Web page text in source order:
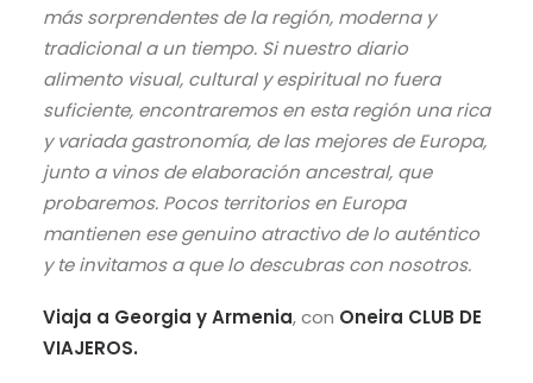
más sorprendentes de la región, moderna y
tradicional a un tiempo. Si nuestro diario
alimento visual, cultural y espiritual no fuera
suficiente, encontraremos en esta región una rica
y variada gastronomía, de las mejores de Europa,
junto a vinos de elaboración ancestral, que
probaremos. Pocos territorios en Europa
mantienen ese genuino atractivo de lo auténtico
y te invitamos a que lo descubras con nosotros.
Viaja a Georgia y Armenia, con Oneira CLUB DE
VIAJEROS.